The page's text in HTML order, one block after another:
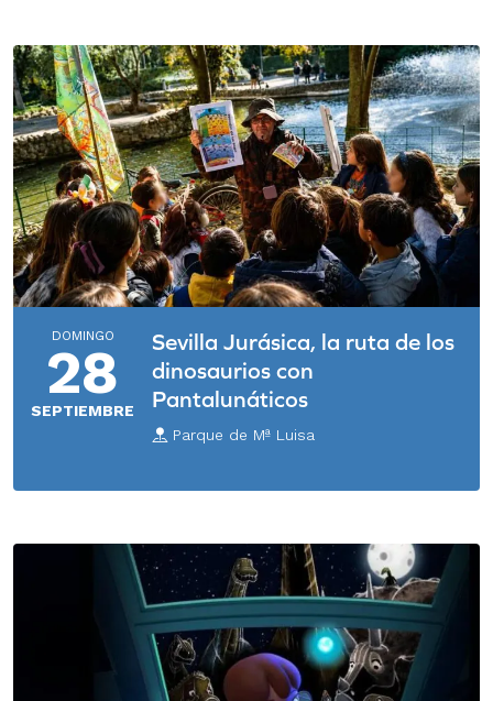
DOMINGO
28
SEPTIEMBRE
Sevilla Jurásica, la ruta de los
dinosaurios con
Pantalunáticos
Parque de Mª Luisa